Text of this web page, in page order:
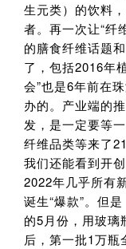
生元类）的饮料
者。再一次让“纤
的膳食纤维话题
了，包括2016年
会”也是6年前在
办的。产业端的
发，是一定要等
纤维品类等来了
我们还能看到开
2022年几乎所有
诞生“爆款”。但
的5月份，用玻璃
后，第一批1万瓶